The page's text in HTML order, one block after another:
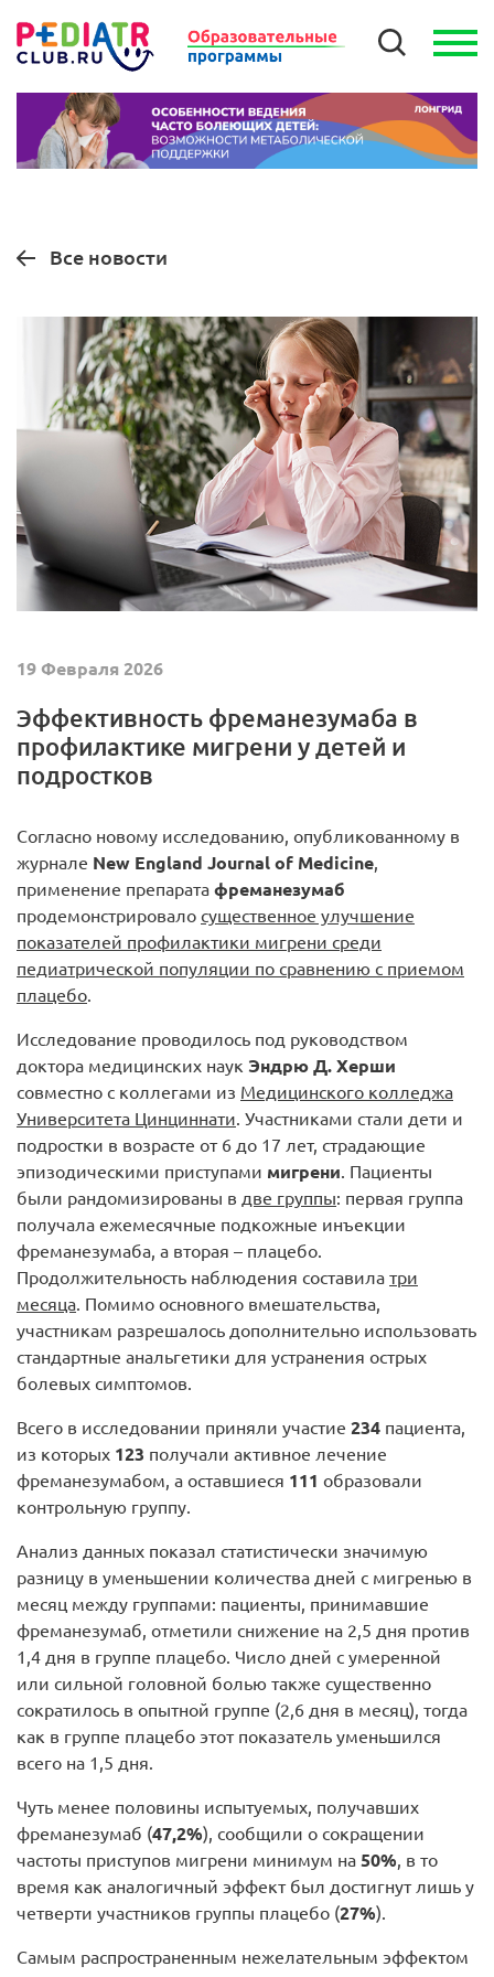
Все новости
19 Февраля 2026
Эффективность фреманезумаба в
профилактике мигрени у детей и
подростков
Согласно новому исследованию, опубликованному в
журнале New England Journal of Medicine,
применение препарата фреманезумаб
продемонстрировало существенное улучшение
показателей профилактики мигрени среди
педиатрической популяции по сравнению с приемом
плацебо.
Исследование проводилось под руководством
доктора медицинских наук Эндрю Д. Херши
совместно с коллегами из Медицинского колледжа
Университета Цинциннати. Участниками стали дети и
подростки в возрасте от 6 до 17 лет, страдающие
эпизодическими приступами мигрени. Пациенты
были рандомизированы в две группы: первая группа
получала ежемесячные подкожные инъекции
фреманезумаба, а вторая – плацебо.
Продолжительность наблюдения составила три
месяца. Помимо основного вмешательства,
участникам разрешалось дополнительно использовать
стандартные анальгетики для устранения острых
болевых симптомов.
Всего в исследовании приняли участие 234 пациента,
из которых 123 получали активное лечение
фреманезумабом, а оставшиеся 111 образовали
контрольную группу.
Анализ данных показал статистически значимую
разницу в уменьшении количества дней с мигренью в
месяц между группами: пациенты, принимавшие
фреманезумаб, отметили снижение на 2,5 дня против
1,4 дня в группе плацебо. Число дней с умеренной
или сильной головной болью также существенно
сократилось в опытной группе (2,6 дня в месяц), тогда
как в группе плацебо этот показатель уменьшился
всего на 1,5 дня.
Чуть менее половины испытуемых, получавших
фреманезумаб (47,2%), сообщили о сокращении
частоты приступов мигрени минимум на 50%, в то
время как аналогичный эффект был достигнут лишь у
четверти участников группы плацебо (27%).
Самым распространенным нежелательным эффектом